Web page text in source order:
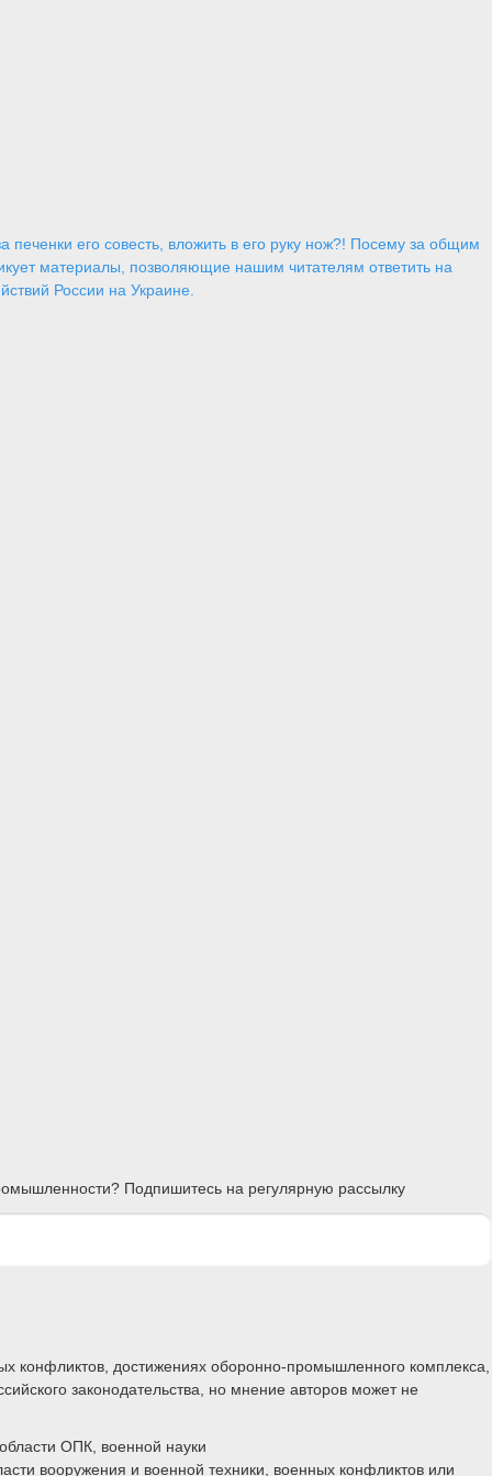
его совесть, вложить в его руку нож?! Посему за общим
материалы, позволяющие нашим читателям ответить на
России на Украине.
Подпишитесь на регулярную рассылку
конфликтов, достижениях оборонно-промышленного комплекса,
законодательства, но мнение авторов может не
ОПК, военной науки
вооружения и военной техники, военных конфликтов или